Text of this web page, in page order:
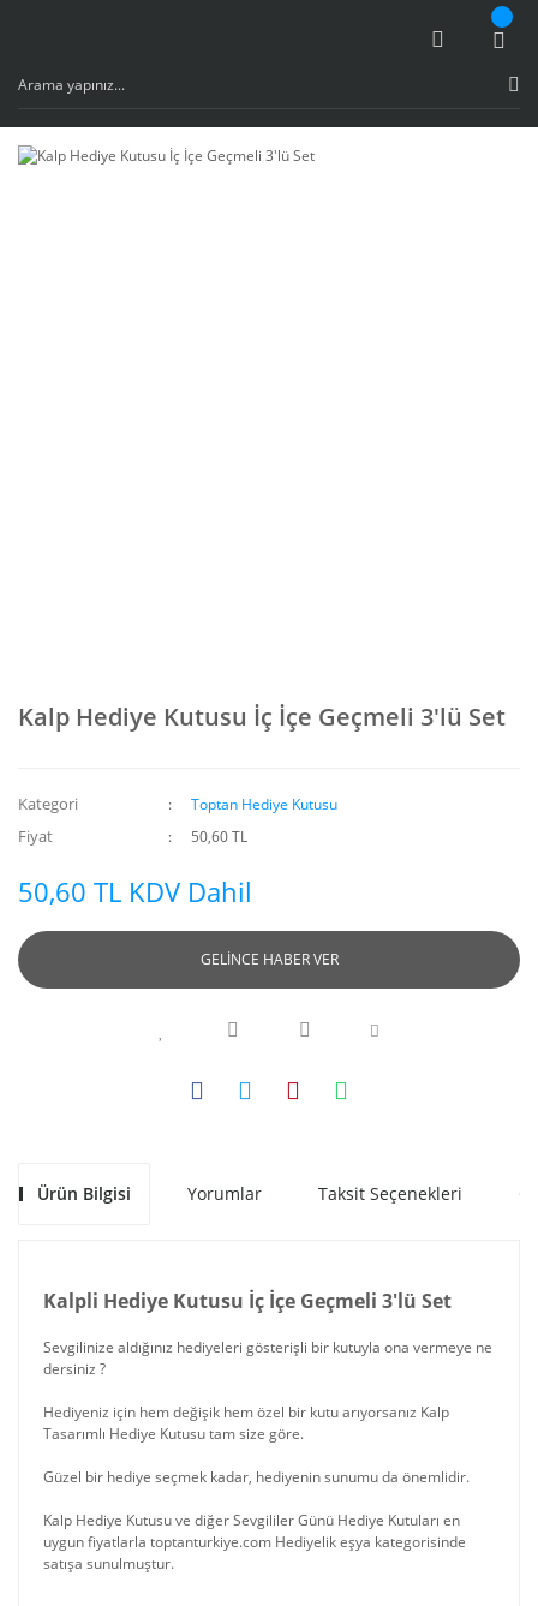
Kalp Hediye Kutusu İç İçe Geçmeli 3'lü Set
Kategori Toptan Hediye Kutusu
Fiyat 50,60 TL
50,60 TL KDV Dahil
GELİNCE HABER VER
Ürün Bilgisi Yorumlar Taksit Seçenekleri
Kalpli Hediye Kutusu İç İçe Geçmeli 3'lü Set
Sevgilinize aldığınız hediyeleri gösterişli bir kutuyla ona vermeye ne
dersiniz ?
Hediyeniz için hem değişik hem özel bir kutu arıyorsanız Kalp
Tasarımlı Hediye Kutusu tam size göre.
Güzel bir hediye seçmek kadar, hediyenin sunumu da önemlidir.
Kalp Hediye Kutusu ve diğer Sevgililer Günü Hediye Kutuları en
uygun fiyatlarla toptanturkiye.com Hediyelik eşya kategorisinde
satışa sunulmuştur.